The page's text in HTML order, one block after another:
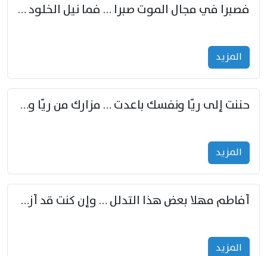
فصبرا في مجال الموت صبرا … فما نيل الخلود بمستطاع
المزید
حننت إلى ريّا ونفسك باعدت … مزارك من ريّا وشعباكما معا
المزید
أفاطم مهلا بعض هذا التدلل … وإن كنت قد أزمعت صرمي فأجملي
المزید